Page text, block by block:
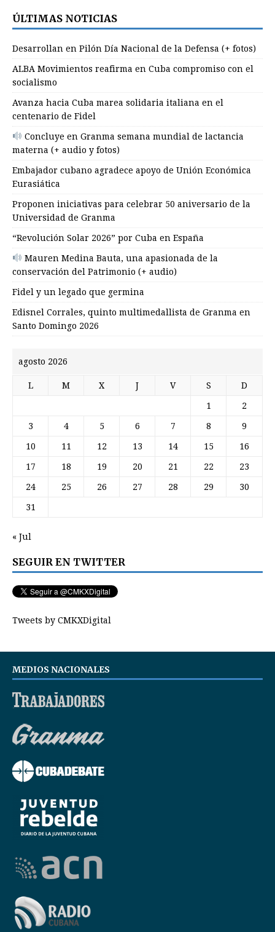
ÚLTIMAS NOTICIAS
Desarrollan en Pilón Día Nacional de la Defensa (+ fotos)
ALBA Movimientos reafirma en Cuba compromiso con el
socialismo
Avanza hacia Cuba marea solidaria italiana en el
centenario de Fidel
Concluye en Granma semana mundial de lactancia
materna (+ audio y fotos)
Embajador cubano agradece apoyo de Unión Económica
Eurasiática
Proponen iniciativas para celebrar 50 aniversario de la
Universidad de Granma
“Revolución Solar 2026” por Cuba en España
Mauren Medina Bauta, una apasionada de la
conservación del Patrimonio (+ audio)
Fidel y un legado que germina
Edisnel Corrales, quinto multimedallista de Granma en
Santo Domingo 2026
agosto 2026
L M X J V S D
1 2
3 4 5 6 7 8 9
10 11 12 13 14 15 16
17 18 19 20 21 22 23
24 25 26 27 28 29 30
31
« Jul
SEGUIR EN TWITTER
Tweets by CMKXDigital
MEDIOS NACIONALES